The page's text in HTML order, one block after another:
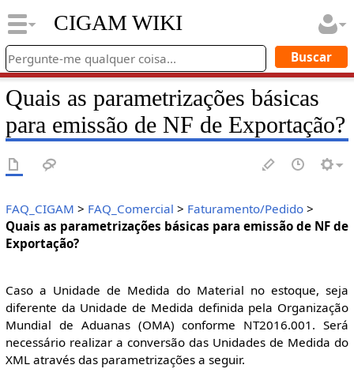
CIGAM WIKI
Quais as parametrizações básicas
para emissão de NF de Exportação?
FAQ_CIGAM > FAQ_Comercial > Faturamento/Pedido>
Quais as parametrizações básicas para emissão de NF de
Exportação?
Caso a Unidade de Medida do Material no estoque, seja
diferente da Unidade de Medida definida pela Organização
Mundial de Aduanas (OMA) conforme NT2016.001. Será
necessário realizar a conversão das Unidades de Medida do
XML através das parametrizações a seguir.